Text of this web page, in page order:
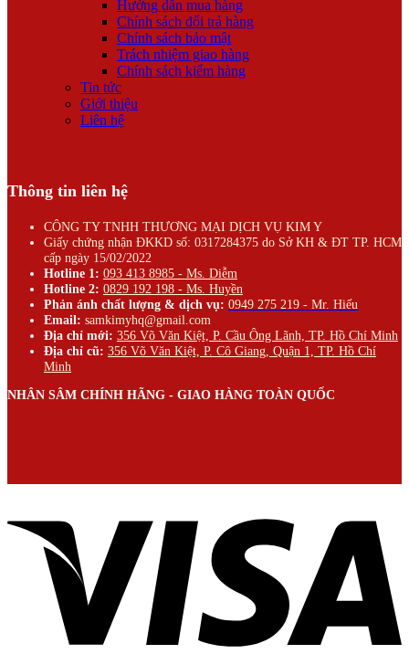
Hướng dẫn mua hàng
Chính sách đổi trả hàng
Chính sách bảo mật
Trách nhiệm giao hàng
Chính sách kiểm hàng
Tin tức
Giới thiệu
Liên hệ
Thông tin liên hệ
CÔNG TY TNHH THƯƠNG MẠI DỊCH VỤ KIM Y
Giấy chứng nhận ĐKKD số: 0317284375 do Sở KH & ĐT TP. HCM
cấp ngày 15/02/2022
Hotline 1: 093 413 8985 - Ms. Diễm
Hotline 2: 0829 192 198 - Ms. Huyền
Phản ánh chất lượng & dịch vụ: 0949 275 219 - Mr. Hiếu
Email: samkimyhq@gmail.com
Địa chỉ mới: 356 Võ Văn Kiệt, P. Cầu Ông Lãnh, TP. Hồ Chí Minh
Địa chỉ cũ: 356 Võ Văn Kiệt, P. Cô Giang, Quận 1, TP. Hồ Chí
Minh
NHÂN SÂM CHÍNH HÃNG - GIAO HÀNG TOÀN QUỐC